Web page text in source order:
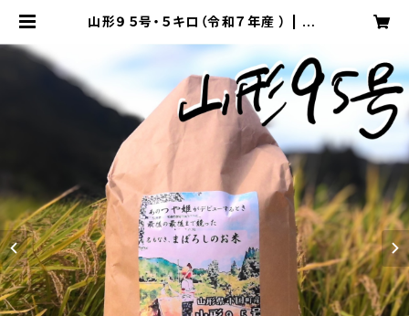
山形９５号・５キロ（令和７年産 ） | To